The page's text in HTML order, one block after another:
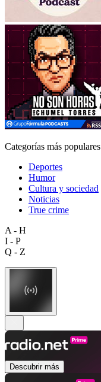
Categorías más populares
Deportes
Humor
Cultura y sociedad
Noticias
True crime
A - H
I - P
Q - Z
Descubrir más